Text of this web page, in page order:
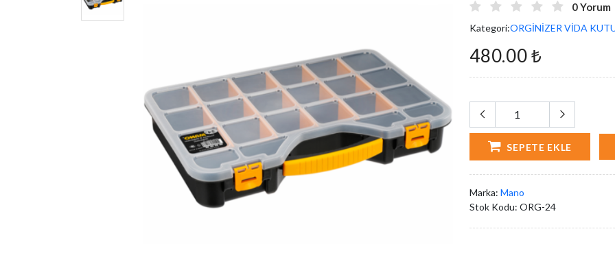
0 Yorum
Kategori:ORGİNİZER VİDA
480.00 ₺
SEPETE EKLE
Marka: Mano
Stok Kodu: ORG-24